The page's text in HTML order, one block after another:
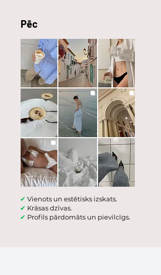
Pēc
✔ Vienots un estētisks izskats.
✔ Krāsas dzīvas.
✔ Profils pārdomāts un pievilcīgs.